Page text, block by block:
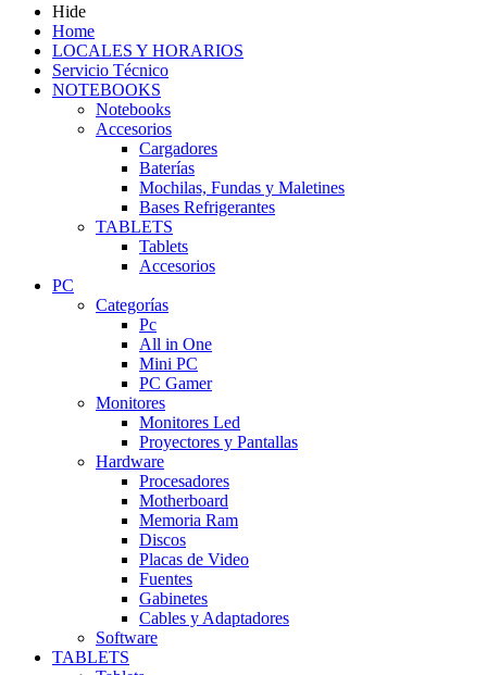
Hide
Home
LOCALES Y HORARIOS
Servicio Técnico
NOTEBOOKS
Notebooks
Accesorios
Cargadores
Baterías
Mochilas, Fundas y Maletines
Bases Refrigerantes
TABLETS
Tablets
Accesorios
PC
Categorías
Pc
All in One
Mini PC
PC Gamer
Monitores
Monitores Led
Proyectores y Pantallas
Hardware
Procesadores
Motherboard
Memoria Ram
Discos
Placas de Video
Fuentes
Gabinetes
Cables y Adaptadores
Software
TABLETS